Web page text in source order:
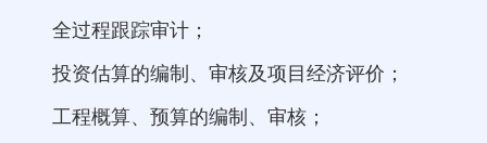
全过程跟踪审计；
投资估算的编制、审核及项目经济评价；
工程概算、预算的编制、审核；